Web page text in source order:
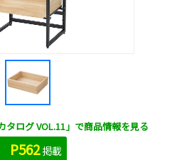
タログ VOL.11」で商品情報を見る
P562掲載